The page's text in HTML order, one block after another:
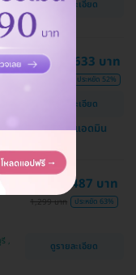
า , ลพบุรี ดูรายละเอียด
า) 8,633 บาท
ประหยัด 52%
ดูรายละเอียด
แชทกับแอดมิน
1
487 บาท
1,299 บาท ประหยัด 63%
ดูรายละเอียด